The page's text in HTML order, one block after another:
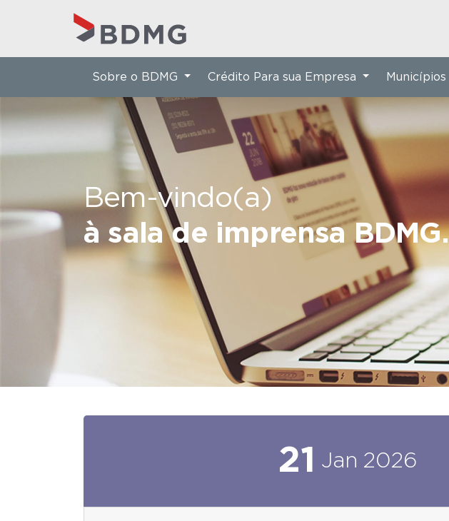
Bem-vindo(a)
à sala de imprensa BDMG.
Sobre o BDMG Crédito Para sua Empresa Municípios
21 Jan 2026